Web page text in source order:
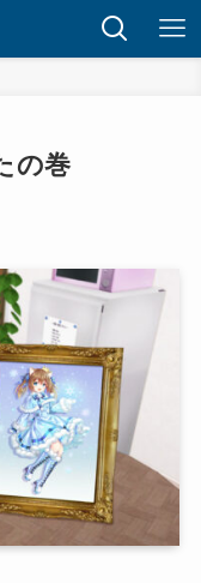
の巻